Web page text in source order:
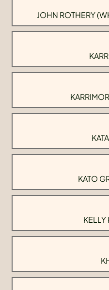
JOHN ROTHERY
KATO
KELLY